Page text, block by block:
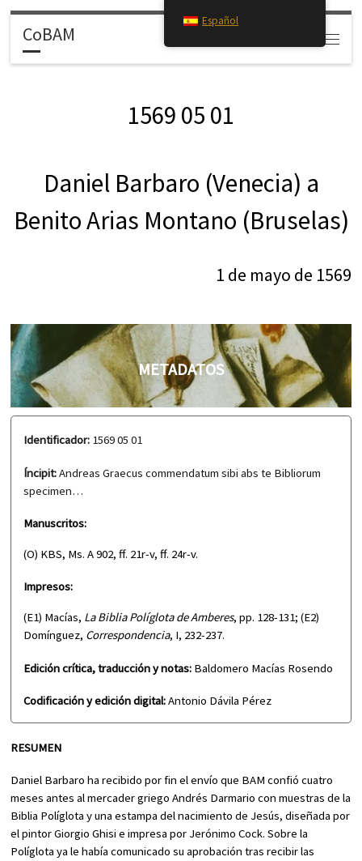
CoBAM
Search
1569 05 01
Daniel Barbaro (Venecia) a
Benito Arias Montano (Bruselas)
1 de mayo de 1569
METADATOS
Identificador: 1569 05 01
Íncipit:Andreas Graecus commendatum sibi abs te Bibliorum
specimen…
Manuscritos:
(O) KBS, Ms. A 902, ff. 21r-v, ff. 24r-v.
Impresos:
(E1) Macías, La Biblia Políglota de Amberes, pp. 128-131; (E2)
Domínguez, Correspondencia, I, 232-237.
Edición crítica, traducción y notas: Baldomero Macías Rosendo
Codificación y edición digital:Antonio Dávila Pérez
RESUMEN
Daniel Barbaro ha recibido por fin el envío que BAM confió cuatro
meses antes al mercader griego Andrés Darmario con muestras de la
Biblia Políglota y una estampa del nacimiento de Jesús, diseñada por
el pintor Giorgio Ghisi e impresa por Jerónimo Cock. Sobre la
Políglota ya le había comunicado su aprobación tras recibir las
Español